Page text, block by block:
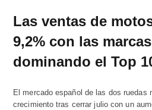
Las ventas de
9,2% con las
dominando el Top
El mercado español de las dos ruedas
crecimiento tras cerrar julio con un